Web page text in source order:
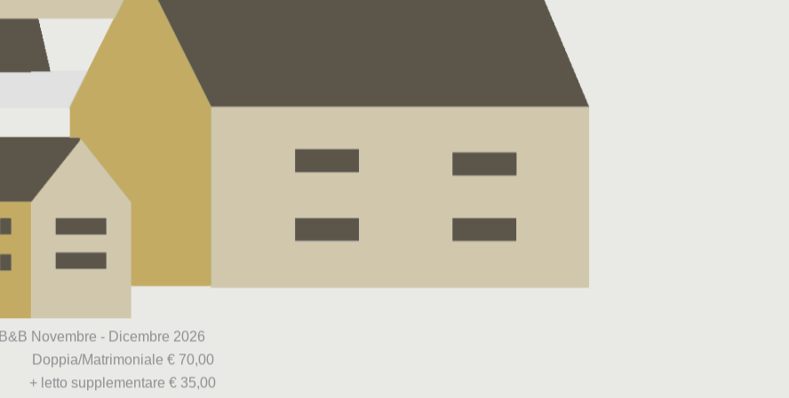
B&B Novembre - Dicembre 2026
Doppia/Matrimoniale € 70,00
+ letto supplementare € 35,00